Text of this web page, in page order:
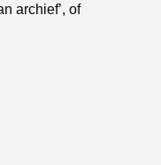
archief’, of